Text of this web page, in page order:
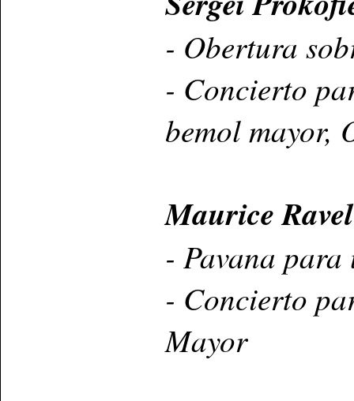
- Obertura
- Concierto
bemol mayor,
Maurice Ravel
- Pavana
- Concierto
Mayor